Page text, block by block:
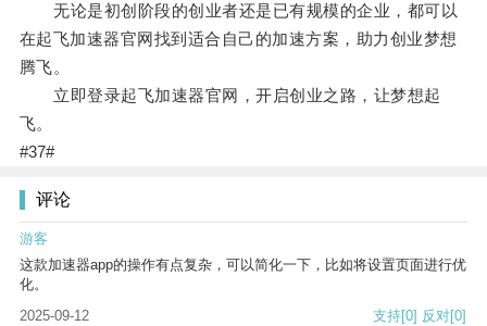
无论是初创阶段的创业者还是已有规模的企业，都可以
在起飞加速器官网找到适合自己的加速方案，助力创业梦想
腾飞。
立即登录起飞加速器官网，开启创业之路，让梦想起
飞。
#37#
评论
游客
这款加速器app的操作有点复杂，可以简化一下，比如将设置页面进行优
化。
2025-09-12
支持[0] 反对[0]